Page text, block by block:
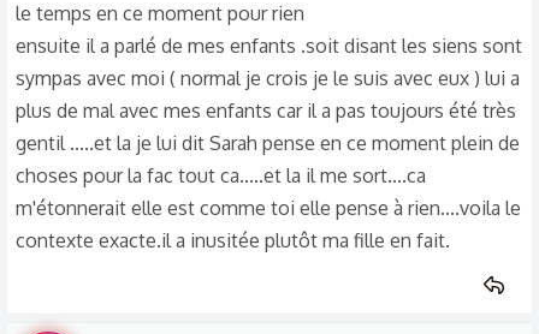
le temps en ce moment pour rien
ensuite il a parlé de mes enfants .soit disant les siens sont
sympas avec moi ( normal je crois je le suis avec eux ) lui a
plus de mal avec mes enfants car il a pas toujours été très
gentil .....et la je lui dit Sarah pense en ce moment plein de
choses pour la fac tout ca.....et la il me sort....ca
m'étonnerait elle est comme toi elle pense à rien....voila le
contexte exacte.il a inusitée plutôt ma fille en fait.